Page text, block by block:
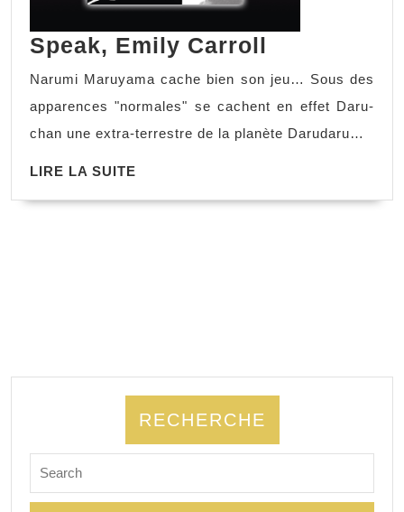
Speak, Emily Carroll
Narumi Maruyama cache bien son jeu… Sous des
apparences "normales" se cachent en effet Daru-
chan une extra-terrestre de la planète Darudaru…
LIRE LA SUITE
RECHERCHE